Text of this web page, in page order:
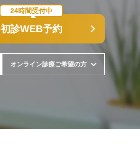
24時間受付中
初診WEB予約
オンライン診療ご希望の方